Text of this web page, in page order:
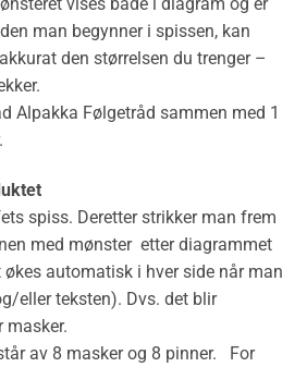
man begynner i spissen, kan
den størrelsen du trenger –
Alpakka Følgetråd sammen med 1
spiss. Deretter strikker man frem
med mønster etter diagrammet
automatisk i hver side når man
eller teksten). Dvs. det blir
masker.
av 8 masker og 8 pinner. For